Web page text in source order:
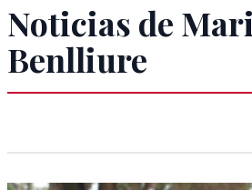
Noticias de
Benlliure